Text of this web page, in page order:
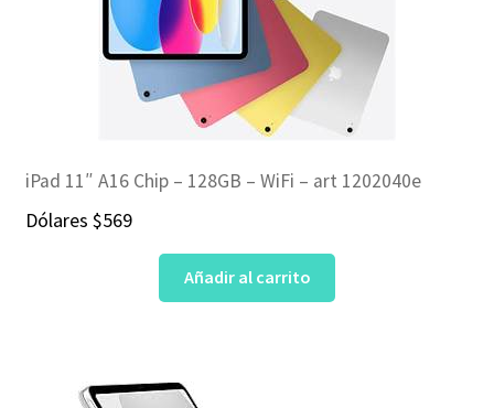
iPad 11″ A16 Chip – 128GB – WiFi – art 1202040e
Dólares $569
Añadir al carrito